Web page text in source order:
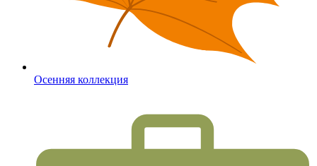
Осенняя коллекция